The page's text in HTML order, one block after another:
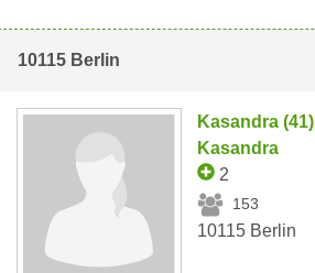
10115 Berlin
Kasandra (41)
Kasandra
2
153
10115 Berlin